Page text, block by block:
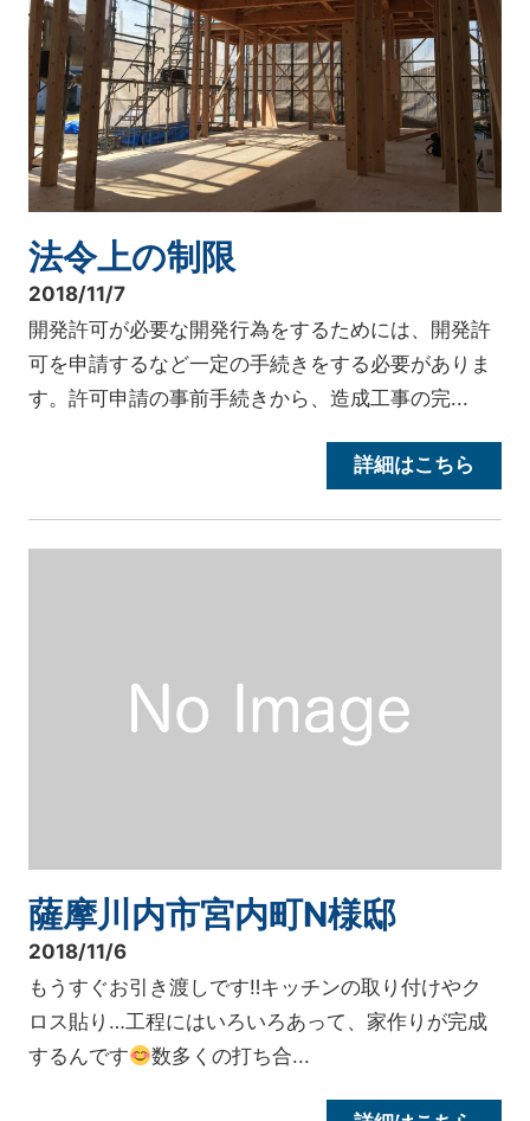
法令上の制限
2018/11/7
開発許可が必要な開発行為をするためには、開発許
可を申請するなど一定の手続きをする必要がありま
す。許可申請の事前手続きから、造成工事の完...
詳細はこちら
薩摩川内市宮内町N様邸
2018/11/6
もうすぐお引き渡しです‼キッチンの取り付けやク
ロス貼り…工程にはいろいろあって、家作りが完成
するんです
数多くの打ち合...